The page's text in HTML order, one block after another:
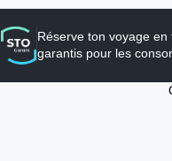
Réserve ton voyage
garantis pour les